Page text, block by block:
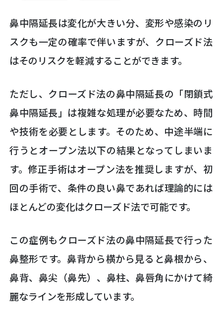
鼻中隔延長は変化が大きい分、変形や感染のリ
スクも一定の確率で伴いますが、クローズド法
はそのリスクを軽減することができます。
ただし、クローズド法の鼻中隔延長の「閉鎖式
鼻中隔延長」は複雑な処理が必要なため、時間
や技術を必要とします。そのため、中途半端に
行うとオープン法以下の結果となってしまいま
す。修正手術はオープン法を推奨しますが、初
回の手術で、条件の良い鼻であれば理論的には
ほとんどの変化はクローズド法で可能です。
この症例もクローズド法の鼻中隔延長で行った
鼻整形です。鼻背から横から見ると鼻根から、
鼻背、鼻尖（鼻先）、鼻柱、鼻唇角にかけて綺
麗なラインを形成しています。